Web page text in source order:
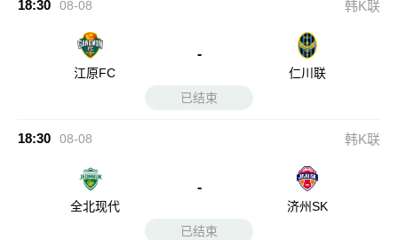
18:30 08-08 韩K联
江原FC
-
仁川联
已结束
18:30 08-08 韩K联
全北现代
-
济州SK
已结束